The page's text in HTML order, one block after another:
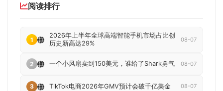
阅读排行
1
2026年上半年全球高端智能手机市场占比创
历史新高达29%
08-07
2 一个小风扇卖到150美元，谁给了Shark勇气 08-07
3 TikTok电商2026年GMV预计会破千亿美金 08-07